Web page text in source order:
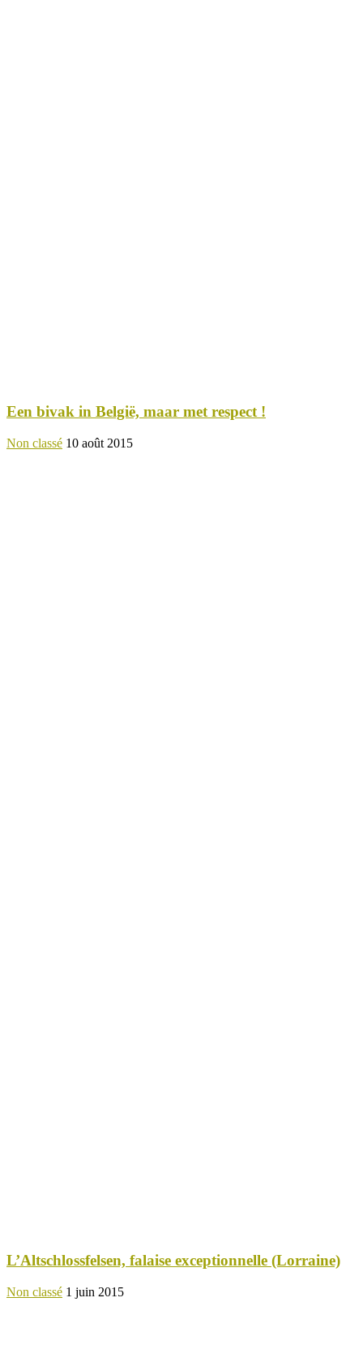
Een bivak in België, maar met respect !
Non classé 10 août 2015
L’Altschlossfelsen, falaise exceptionnelle (Lorraine)
Non classé 1 juin 2015